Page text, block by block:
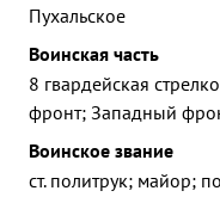
Пухальское
Воинская часть
8 гвардейская
фронт; Западный
Воинское звание
ст. политрук; майор;